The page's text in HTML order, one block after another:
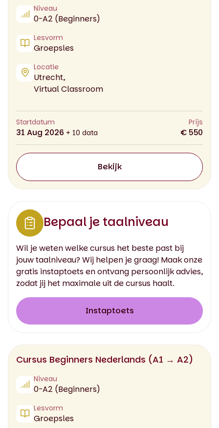
Niveau
0-A2 (Beginners)
Lesvorm
Groepsles
Locatie
Utrecht,
Virtual Classroom
Startdatum
31 Aug 2026 + 10 data
Prijs
€ 550
Bekijk
Cursus Beginners Nederlands (A1 → A2)
Niveau
0-A2 (Beginners)
Lesvorm
Groepsles
Bepaal je taalniveau
Wil je weten welke cursus het beste past bij
jouw taalniveau? Wij helpen je graag! Maak onze
gratis instaptoets en ontvang persoonlijk advies,
zodat jij het maximale uit de cursus haalt.
Instaptoets